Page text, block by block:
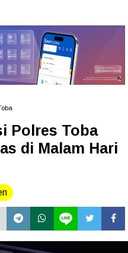
Polres Toba
di Malam Hari